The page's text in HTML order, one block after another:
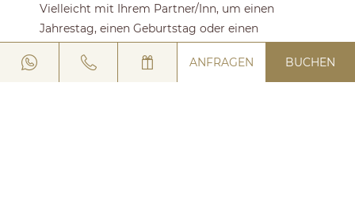
ANFRAGEN BUCHEN
Vielleicht mit Ihrem Partner/Inn, um einen
Jahrestag, einen Geburtstag oder einen
dem Alltag zu entfliehen und zwei anders-als-